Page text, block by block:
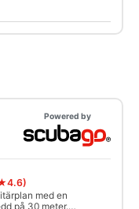
Diver-
Powered by
med en
på 30 meter.